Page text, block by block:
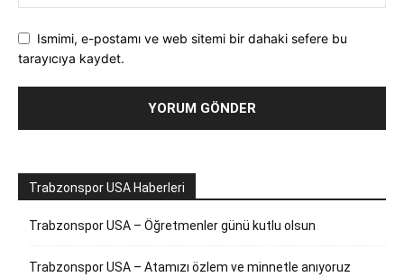
Ismimi, e-postamı ve web sitemi bir dahaki sefere bu
tarayıcıya kaydet.
Trabzonspor USA Haberleri
Trabzonspor USA – Öğretmenler günü kutlu olsun
Trabzonspor USA – Atamızı özlem ve minnetle anıyoruz